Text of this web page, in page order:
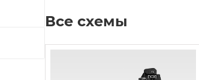
Все схемы